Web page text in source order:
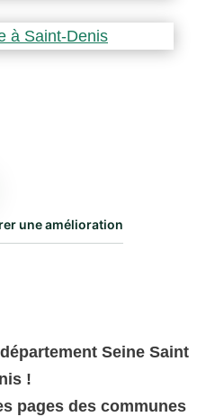
à Saint-Denis
une amélioration
Seine Saint
!
pages des communes